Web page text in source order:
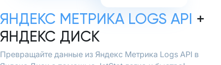
ЯНДЕКС МЕТРИКА LOGS API +
ЯНДЕКС ДИСК
Превращайте данные из Яндекс Метрика Logs API в